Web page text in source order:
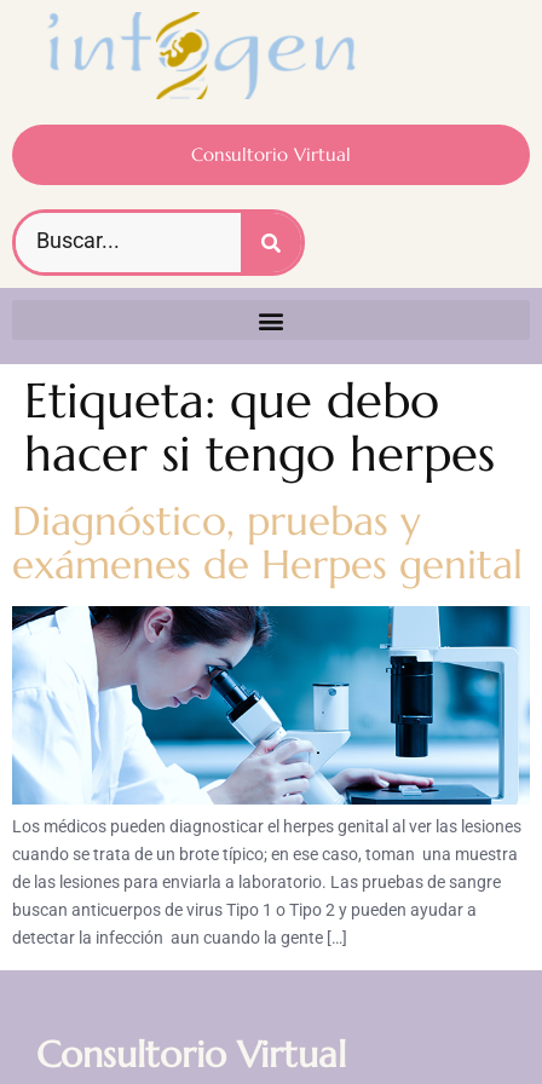
Consultorio Virtual
Etiqueta: que debo
hacer si tengo herpes
Diagnóstico, pruebas y
exámenes de Herpes genital
Los médicos pueden diagnosticar el herpes genital al ver las lesiones
cuando se trata de un brote típico; en ese caso, toman una muestra
de las lesiones para enviarla a laboratorio. Las pruebas de sangre
buscan anticuerpos de virus Tipo 1 o Tipo 2 y pueden ayudar a
detectar la infección aun cuando la gente […]
Consultorio Virtual